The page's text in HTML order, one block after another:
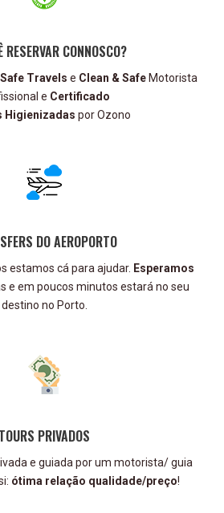
RESERVAR CONNOSCO?
Safe Travels e Clean & SafeMotorista
e Certificado
Higienizadas por Ozono
DO AEROPORTO
estamos cá para ajudar. Esperamos
e em poucos minutos estará no seu
destino no Porto.
TOURS PRIVADOS
e guiada por um motorista/ guia
ótima relação qualidade/preço!